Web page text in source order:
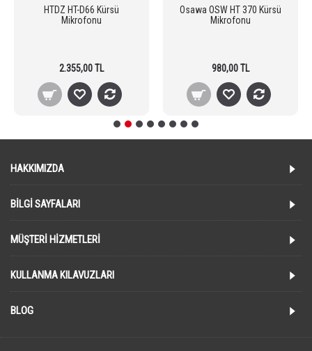
HTDZ HT-D66 Kürsü
Mikrofonu
2.355,00 TL
Osawa OSW HT 370 Kürsü
Mikrofonu
980,00 TL
HAKKIMIZDA
BILGI SAYFALARI
MÜŞTERI HIZMETLERI
KULLANMA KILAVUZLARI
BLOG